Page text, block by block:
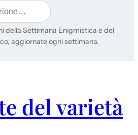
della Settimana Enigmistica e del
aggiornate ogni settimana.
del varietà